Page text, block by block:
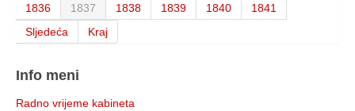
1836
1837 1838 1839 1840
1841
Sljedeća
Kraj
Info meni
Radno vrijeme kabineta